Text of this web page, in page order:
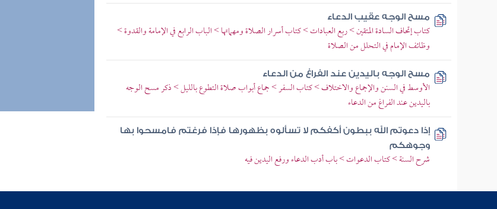
مسح الوجه عقيب الدعاء
كتاب إتحاف السادة المتقين > ربع العبادات > كتاب أسرار الصلاة ومهماتها > الباب الرابع في الإمامة والقدوة >
وظائف الإمام في التحلل من الصلاة
مسح الوجه باليدين عند الفراغ من الدعاء
الأوسط في السنن والإجماع والاختلاف > كتاب السفر > جماع أبواب صلاة التطوع بالليل > ذكر مسح الوجه
باليدين عند الفراغ من الدعاء
إذا دعوتم الله ببطون أكفكم لا تسألوه بظهورها فإذا فرغتم فامسحوا بها
وجوهكم
شرح السنة > كتاب الدعوات > باب أدب الدعاء ورفع اليدين فيه